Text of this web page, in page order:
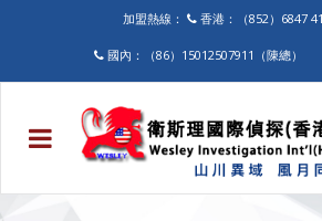
加盟熱線： 香港：（852）6847
國內：（86）15012507911（陳總）